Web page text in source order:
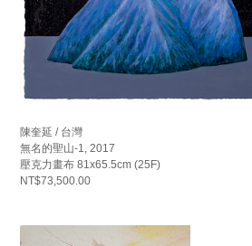
陳奎延 / 台灣
無名的聖山-1, 2017
壓克力畫布 81x65.5cm (25F)
NT$73,500.00